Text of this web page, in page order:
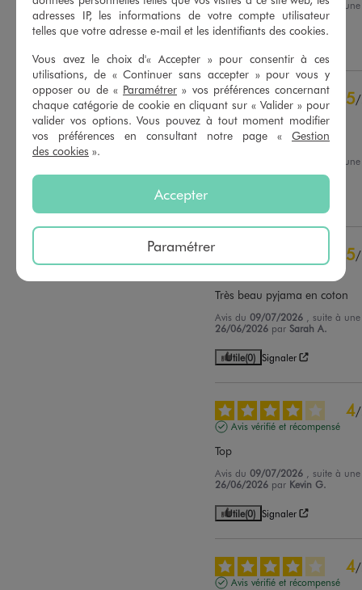
Basé sur 34
avis soumis à un
contrôle
5étoiles
30
étoiles
4
3étoiles
0
2étoiles
0
1étoile
Trier les avis
Avis du03/08/2026 , suite à
07/07/2026 parAnna F.
5/
Avis vérifié et récompensé
Un pyjashort bien coupé.
, suite à
15/06/2026 parVirginie D.
5/
Très beau pyjama en coton
Avis du09/07/2026
, suite à
26/06/2026 par Sarah A.
Utile(0) Signaler
4/
Avis vérifié et récompensé
Top
Avis du09/07/2026
, suite à
26/06/2026 par Kevin G.
Utile(0) Signaler
4/
Avis vérifié et récompensé
adresses IP, les informations de votre compte utilisateur
telles que votre adresse e-mail et les identifiants des cookies.
Vous avez le choix d'« Accepter » pour consentir à ces
utilisations, de « Continuer sans accepter » pour vous y
opposer ou de « Paramétrer » vos préférences concernant
chaque catégorie de cookie en cliquant sur « Valider » pour
valider vos options. Vous pouvez à tout moment modifier
vos préférences en consultant notre page « Gestion
des cookies ».
Accepter
Paramétrer